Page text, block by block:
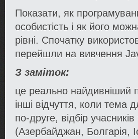
Показати, як
особистість і як його
рівні. Спочатку
перейшли на вивчення
З заміток:
це реально найдивніший
інші відчуття, коли тема
по-друге, відбір
(Азербайджан, Болгарія,